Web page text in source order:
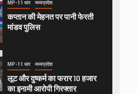
MP-11 धार मध्यप्रदेश
कप्तान की मेहनत पर पानी फेरती
मांडव पुलिस
MP-11 धार मध्यप्रदेश
लूट और दुष्कर्म का फरार 10 हजार
का इनामी आरोपी गिरफ्तार